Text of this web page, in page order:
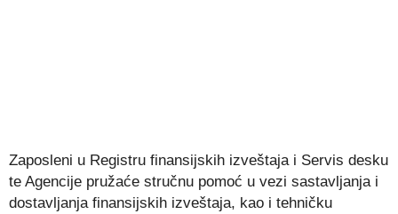
Zaposleni u Registru finansijskih izveštaja i Servis desku
te Agencije pružaće stručnu pomoć u vezi sastavljanja i
dostavljanja finansijskih izveštaja, kao i tehničku